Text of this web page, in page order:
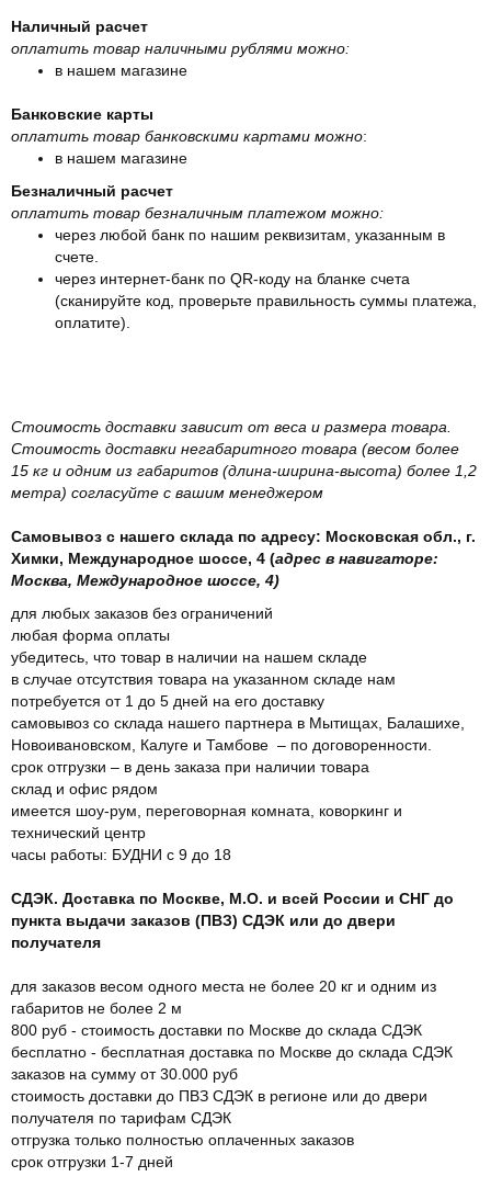
Наличный расчет
оплатить товар наличными рублями можно:
в нашем магазине
Банковские карты
оплатить товар банковскими картами можно:
в нашем магазине
Безналичный расчет
оплатить товар безналичным платежом можно:
через любой банк по нашим реквизитам, указанным в
счете.
через интернет-банк по QR-коду на бланке счета
(сканируйте код, проверьте правильность суммы платежа,
оплатите).
Стоимость доставки зависит от веса и размера товара.
Стоимость доставки негабаритного товара (весом более
15 кг и одним из габаритов (длина-ширина-высота) более 1,2
метра) согласуйте с вашим менеджером
Самовывоз с нашего склада по адресу: Московская обл., г.
Химки, Международное шоссе, 4 (адрес в навигаторе:
Москва, Международное шоссе, 4)
для любых заказов без ограничений
любая форма оплаты
убедитесь, что товар в наличии на нашем складе
в случае отсутствия товара на указанном складе нам
потребуется от 1 до 5 дней на его доставку
самовывоз со склада нашего партнера в Мытищах, Балашихе,
Новоивановском, Калуге и Тамбове – по договоренности.
срок отгрузки – в день заказа при наличии товара
склад и офис рядом
имеется шоу-рум, переговорная комната, коворкинг и
технический центр
часы работы: БУДНИ с 9 до 18
СДЭК. Доставка по Москве, М.О. и всей России и СНГ до
пункта выдачи заказов (ПВЗ) СДЭК или до двери
получателя
для заказов весом одного места не более 20 кг и одним из
габаритов не более 2 м
800 руб - стоимость доставки по Москве до склада СДЭК
бесплатно - бесплатная доставка по Москве до склада СДЭК
заказов на сумму от 30.000 руб
стоимость доставки до ПВЗ СДЭК в регионе или до двери
получателя по тарифам СДЭК
отгрузка только полностью оплаченных заказов
срок отгрузки 1-7 дней